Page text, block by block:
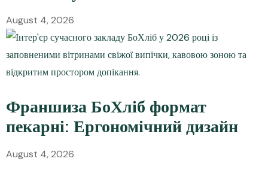
August 4, 2026
Франшиза БоХліб формат
пекарні: Ергономічний дизайн
August 4, 2026